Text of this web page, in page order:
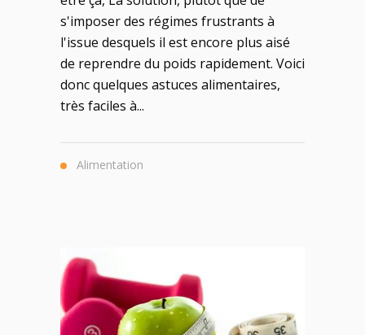
s'imposer des régimes frustrants à
l'issue desquels il est encore plus aisé
de reprendre du poids rapidement. Voici
donc quelques astuces alimentaires,
très faciles à...
Alimentation